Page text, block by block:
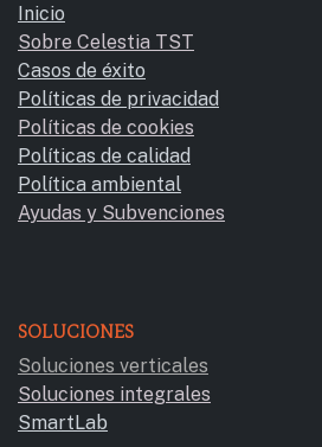
Inicio
Sobre Celestia TST
Casos de éxito
Políticas de privacidad
Políticas de cookies
Políticas de calidad
Política ambiental
Ayudas y Subvencione​s
SOLUCIONES
Soluciones verticales
Soluciones integrales
SmartLab